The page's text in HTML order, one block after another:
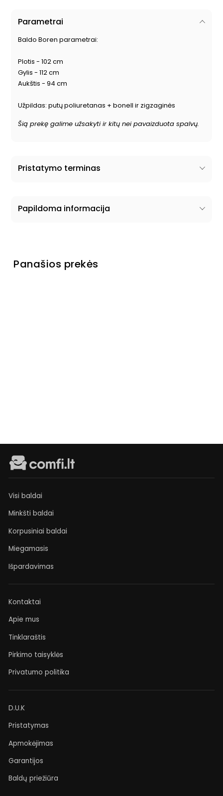
Parametrai
Baldo Boren parametrai:
Plotis - 102 cm
Gylis - 112 cm
Aukštis - 94 cm
Užpildas: putų poliuretanas + bonell ir zigzaginės
Šią prekę galime užsakyti ir kitų nei pavaizduota spalvų.
Pristatymo terminas
Papildoma informacija
Panašios prekės
Visi baldai
Minkšti baldai
Korpusiniai baldai
Miegamasis
Išpardavimas
Kontaktai
Apie mus
Tinklaraštis
Pirkimo taisyklės
Privatumo politika
D.U.K
Pristatymas
Apmokėjimas
Garantijos
Baldų priežiūra